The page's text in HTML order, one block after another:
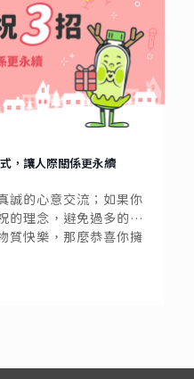
，讓人際關係更永續
誠的心意交流；如果你
的理念，避免過多的餐
質快樂，那麼恭喜你擁
好夥伴，相信你們的友